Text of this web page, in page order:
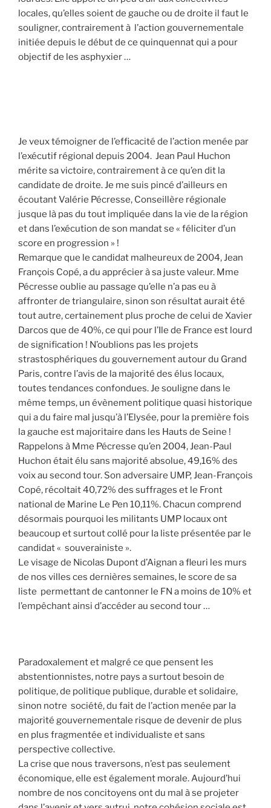
locales, qu’elles soient de gauche ou de droite il faut le
souligner, contrairement à l’action gouvernementale
initiée depuis le début de ce quinquennat qui a pour
objectif de les asphyxier …
Je veux témoigner de l’efficacité de l’action menée par
l’exécutif régional depuis 2004. Jean Paul Huchon
mérite sa victoire, contrairement à ce qu’en dit la
candidate de droite. Je me suis pincé d’ailleurs en
écoutant Valérie Pécresse, Conseillère régionale
jusque là pas du tout impliquée dans la vie de la région
et dans l’exécution de son mandat se « féliciter d’un
score en progression » !
Remarque que le candidat malheureux de 2004, Jean
François Copé, a du apprécier à sa juste valeur. Mme
Pécresse oublie au passage qu’elle n’a pas eu à
affronter de triangulaire, sinon son résultat aurait été
tout autre, certainement plus proche de celui de Xavier
Darcos que de 40%, ce qui pour l’Ile de France est lourd
de signification ! N’oublions pas les projets
strastosphériques du gouvernement autour du Grand
Paris, contre l’avis de la majorité des élus locaux,
toutes tendances confondues. Je souligne dans le
même temps, un évènement politique quasi historique
qui a du faire mal jusqu’à l’Elysée, pour la première fois
la gauche est majoritaire dans les Hauts de Seine !
Rappelons à Mme Pécresse qu’en 2004, Jean-Paul
Huchon était élu sans majorité absolue, 49,16% des
voix au second tour. Son adversaire UMP, Jean-François
Copé, récoltait 40,72% des suffrages et le Front
national de Marine Le Pen 10,11%. Chacun comprend
désormais pourquoi les militants UMP locaux ont
beaucoup et surtout collé pour la liste présentée par le
candidat « souverainiste ».
Le visage de Nicolas Dupont d’Aignan a fleuri les murs
de nos villes ces dernières semaines, le score de sa
liste permettant de cantonner le FN a moins de 10% et
l’empêchant ainsi d’accéder au second tour …
Paradoxalement et malgré ce que pensent les
abstentionnistes, notre pays a surtout besoin de
politique, de politique publique, durable et solidaire,
sinon notre société, du fait de l’action menée par la
majorité gouvernementale risque de devenir de plus
en plus fragmentée et individualiste et sans
perspective collective.
La crise que nous traversons, n’est pas seulement
économique, elle est également morale. Aujourd’hui
nombre de nos concitoyens ont du mal à se projeter